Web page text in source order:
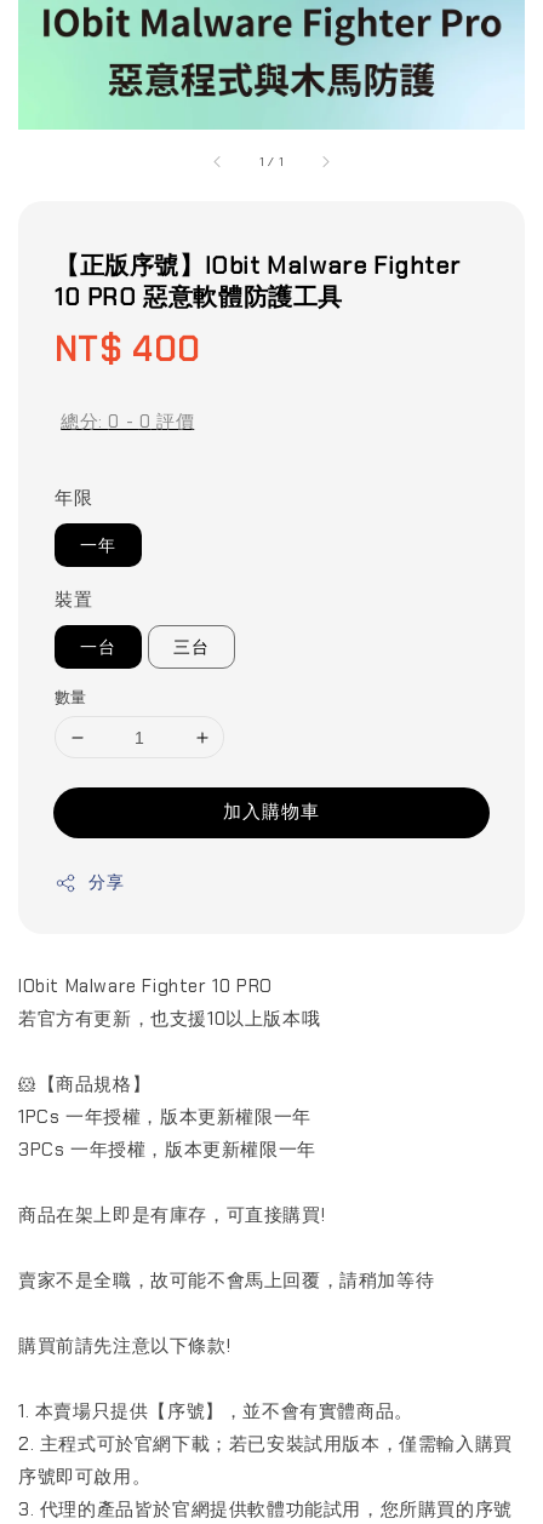
1 / 1
【正版序號】IObit Malware Fighter
10 PRO 惡意軟體防護工具
Regular
NT$ 400
總分: 0 - 0 評價
年限
一年
裝置
一台 三台
數量
加入購物車
分享
IObit Malware Fighter 10 PRO
若官方有更新，也支援10以上版本哦
🐹【商品規格】
1PCs 一年授權，版本更新權限一年
3PCs 一年授權，版本更新權限一年
商品在架上即是有庫存，可直接購買!
賣家不是全職，故可能不會馬上回覆，請稍加等待
購買前請先注意以下條款!
1. 本賣場只提供【序號】，並不會有實體商品。
2. 主程式可於官網下載；若已安裝試用版本，僅需輸入購買
序號即可啟用。
3. 代理的產品皆於官網提供軟體功能試用，您所購買的序號